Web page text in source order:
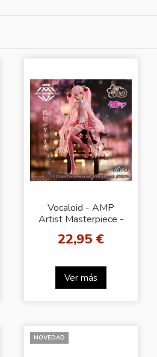
Vocaloid - AMP
Artist Masterpiece -
Blossom Lantern
22,95 €
Ver más
NOVEDAD